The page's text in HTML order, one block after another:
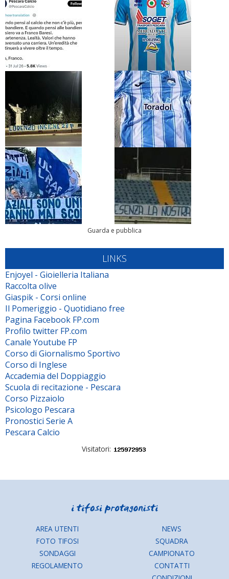
Guarda e pubblica
LINKS
Enjoyel - Gioielleria Italiana
Raccolta olive
Giaspik - Corsi online
Il Pomeriggio - Quotidiano free
Pagina Facebook FP.com
Profilo twitter FP.com
Canale Youtube FP
Corso di Giornalismo Sportivo
Corso di Inglese
Accademia del Doppiaggio
Scuola di recitazione - Pescara
Corso Pizzaiolo
Psicologo Pescara
Pronostici Serie A
Pescara Calcio
Visitatori:
AREA UTENTI
FOTO TIFOSI
SONDAGGI
REGOLAMENTO
NEWS
SQUADRA
CAMPIONATO
CONTATTI